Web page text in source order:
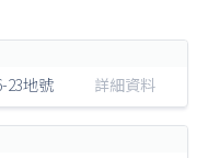
23地號 詳細資料